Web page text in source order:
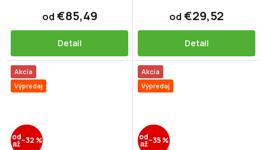
od €85,49
Detail
od €29,52
Detail
Akcia
Výpredaj
od
až–32 %
Akcia
Výpredaj
od
až–35 %